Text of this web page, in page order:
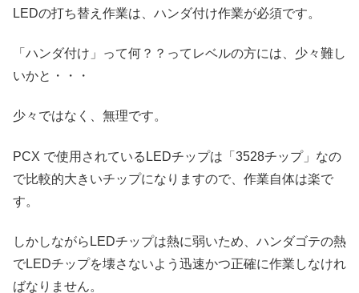
LEDの打ち替え作業は、ハンダ付け作業が必須です。
「ハンダ付け」って何？？ってレベルの方には、少々難し
いかと・・・
少々ではなく、無理です。
PCX で使用されているLEDチップは「3528チップ」なの
で比較的大きいチップになりますので、作業自体は楽で
す。
しかしながらLEDチップは熱に弱いため、ハンダゴテの熱
でLEDチップを壊さないよう迅速かつ正確に作業しなけれ
ばなりません。